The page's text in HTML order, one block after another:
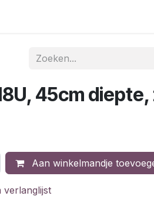
45cm
Aan winkelmandje
verlanglijst